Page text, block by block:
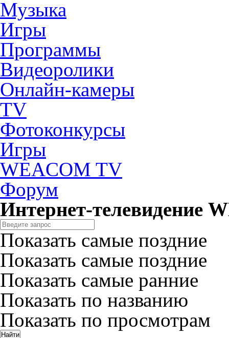
Музыка
Игры
Программы
Видеоролики
Онлайн-камеры
TV
Фотоконкурсы
Игры
WEACOM TV
Форум
Интернет-телевидение
Показать самые поздние
Показать самые поздние
Показать самые ранние
Показать по названию
Показать по просмотрам